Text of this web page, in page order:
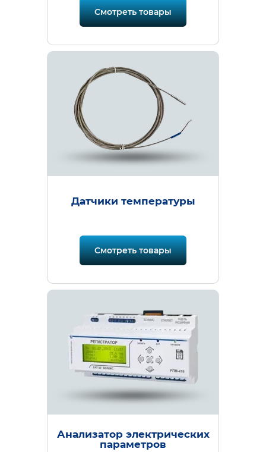
Смотреть товары
Датчики температуры
Смотреть товары
Анализатор электрических
параметров